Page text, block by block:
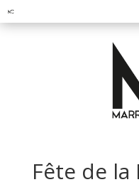
Fête de